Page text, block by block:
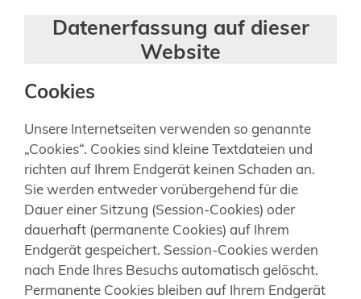
Datenerfassung auf dieser
Website
Cookies
Unsere Internetseiten verwenden so genannte
„Cookies“. Cookies sind kleine Textdateien und
richten auf Ihrem Endgerät keinen Schaden an.
Sie werden entweder vorübergehend für die
Dauer einer Sitzung (Session-Cookies) oder
dauerhaft (permanente Cookies) auf Ihrem
Endgerät gespeichert. Session-Cookies werden
nach Ende Ihres Besuchs automatisch gelöscht.
Permanente Cookies bleiben auf Ihrem Endgerät